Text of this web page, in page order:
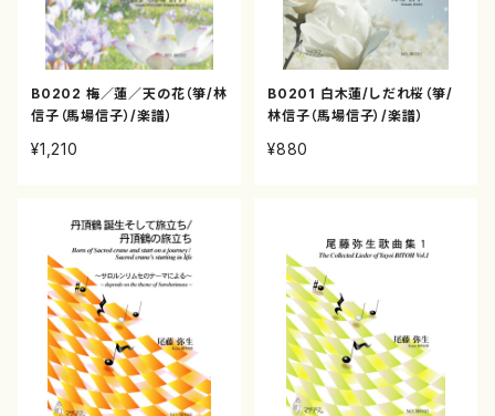
B0202 梅／蓮／天の花（箏/林
信子（馬場信子）/楽譜）
¥1,210
B0201 白木蓮/しだれ桜（箏/
林信子（馬場信子）/楽譜）
¥880